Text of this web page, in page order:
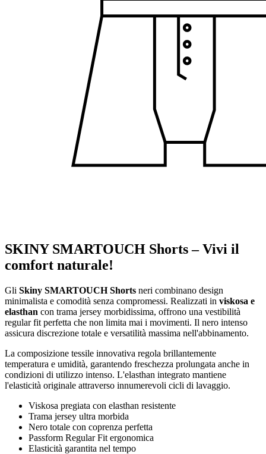
SKINY SMARTOUCH Shorts – Vivi il
comfort naturale!
Gli Skiny SMARTOUCH Shorts neri combinano design
minimalista e comodità senza compromessi. Realizzati in viskosa e
elasthan con trama jersey morbidissima, offrono una vestibilità
regular fit perfetta che non limita mai i movimenti. Il nero intenso
assicura discrezione totale e versatilità massima nell'abbinamento.
La composizione tessile innovativa regola brillantemente
temperatura e umidità, garantendo freschezza prolungata anche in
condizioni di utilizzo intenso. L'elasthan integrato mantiene
l'elasticità originale attraverso innumerevoli cicli di lavaggio.
Viskosa pregiata con elasthan resistente
Trama jersey ultra morbida
Nero totale con coprenza perfetta
Passform Regular Fit ergonomica
Elasticità garantita nel tempo